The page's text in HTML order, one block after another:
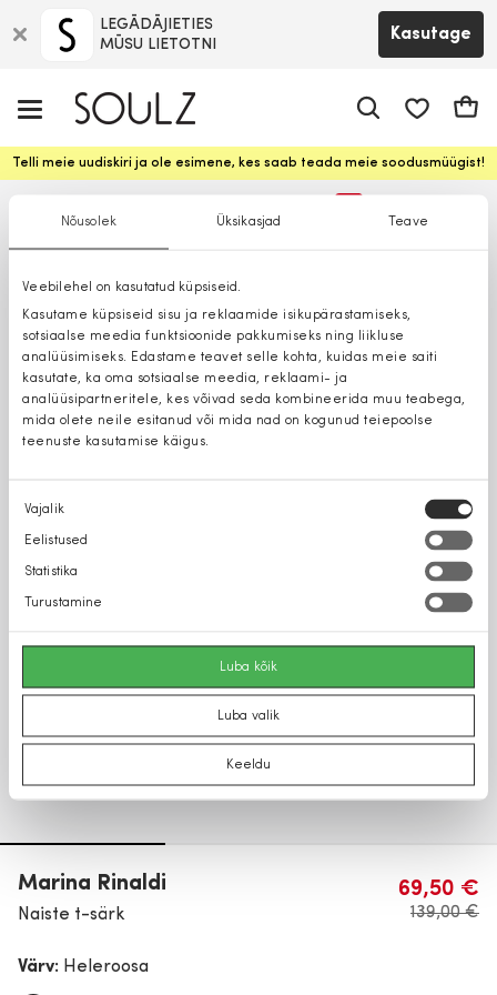
Nõusolek Üksikasjad Teave
Veebilehel on kasutatud küpsiseid.
Kasutame küpsiseid sisu ja reklaamide isikupärastamiseks,
sotsiaalse meedia funktsioonide pakkumiseks ning liikluse
analüüsimiseks. Edastame teavet selle kohta, kuidas meie saiti
kasutate, ka oma sotsiaalse meedia, reklaami- ja
analüüsipartneritele, kes võivad seda kombineerida muu teabega,
mida olete neile esitanud või mida nad on kogunud teiepoolse
teenuste kasutamise käigus.
Nõusoleku
valik
Vajalik
Eelistused
Statistika
Turustamine
Luba kõik
Luba valik
Keeldu
LEGĀDĀJIETIES
MŪSU LIETOTNI
Kasutage
Telli meie uudiskiri ja ole esimene, kes saab teada meie soodusmüügist!
Marina Rinaldi
Naiste t-särk
69,50 €
139,00 €
Värv: Heleroosa